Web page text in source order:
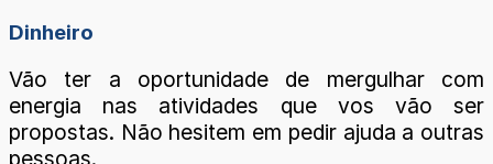
Dinheiro
Vão ter a oportunidade de mergulhar com
energia nas atividades que vos vão ser
propostas. Não hesitem em pedir ajuda a outras
pessoas.